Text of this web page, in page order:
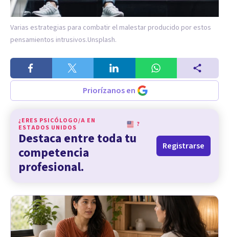
Varias estrategias para combatir el malestar producido por estos
pensamientos intrusivos.Unsplash.
Priorízanos en
¿ERES PSICÓLOGO/A EN
ESTADOS UNIDOS
?
Destaca entre toda tu
competencia
profesional.
Registrarse